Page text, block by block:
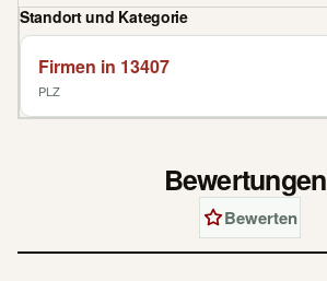
Standort und Kategorie
Firmen in 13407
PLZ
Bewertungen
Bewerten